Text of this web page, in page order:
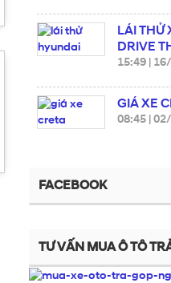
LÁI THỬ
DRIVE
15:49 |
GIÁ XE
08:45 |
FACEBOOK
TƯ VẤN MUA Ô TÔ